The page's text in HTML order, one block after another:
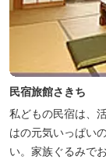
民宿旅館さきち
私どもの民宿は、
はの元気いっぱい
い。家族ぐるみで